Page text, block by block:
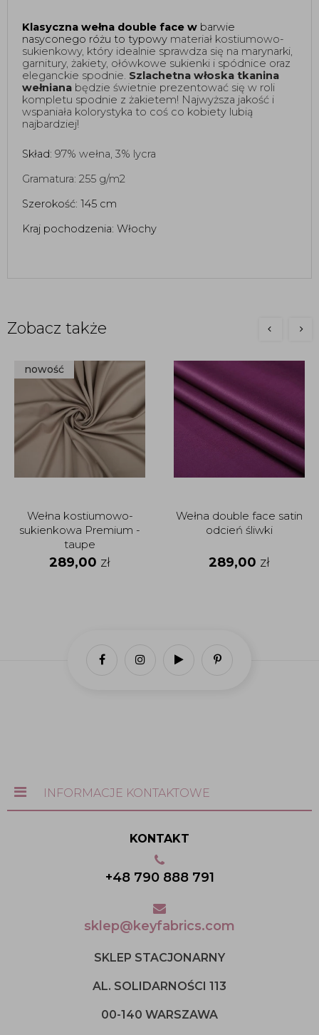
Klasyczna wełna double face w barwie
nasyconego różu to typowy materiał kostiumowo-
sukienkowy, który idealnie sprawdza się na marynarki,
garnitury, żakiety, ołówkowe sukienki i spódnice oraz
eleganckie spodnie. Szlachetna włoska tkanina
wełniana będzie świetnie prezentować się w roli
kompletu spodnie z żakietem! Najwyższa jakość i
wspaniała kolorystyka to coś co kobiety lubią
najbardziej!
Skład: 97% wełna, 3% lycra
Gramatura: 255 g/m2
Szerokość: 145 cm
Kraj pochodzenia: Włochy
Zobacz także
nowość
Wełna kostiumowo-
sukienkowa Premium -
taupe
289,00 zł
Wełna double face satin
odcień śliwki
289,00 zł
INFORMACJE KONTAKTOWE
KONTAKT
+48 790 888 791
sklep@keyfabrics.com
SKLEP STACJONARNY
AL. SOLIDARNOŚCI 113
00-140 WARSZAWA